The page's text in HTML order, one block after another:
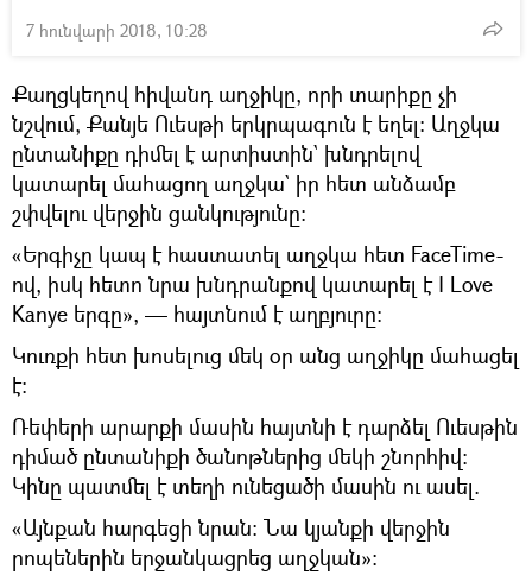
7 հունվարի 2018, 10:28
Քաղցկեղով հիվանդ աղջիկը, որի տարիքը չի
նշվում, Քանյե Ուեսթի երկրպագուն է եղել։ Աղջկա
ընտանիքը դիմել է արտիստին` խնդրելով
կատարել մահացող աղջկա` իր հետ անձամբ
շփվելու վերջին ցանկությունը։
«Երգիչը կապ է հաստատել աղջկա հետ FaceTime-
ով, իսկ հետո նրա խնդրանքով կատարել է I Love
Kanye երգը», — հայտնում է աղբյուրը։
Կուռքի հետ խոսելուց մեկ օր անց աղջիկը մահացել
է։
Ռեփերի արարքի մասին հայտնի է դարձել Ուեսթին
դիմած ընտանիքի ծանոթներից մեկի շնորհիվ։
Կինը պատմել է տեղի ունեցածի մասին ու ասել.
«Այնքան հարգեցի նրան։ Նա կյանքի վերջին
րոպեներին երջանկացրեց աղջկան»։